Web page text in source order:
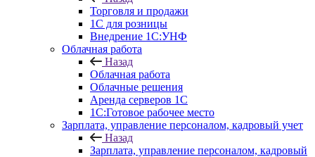
Торговля и продажи
1С для розницы
Внедрение 1С:УНФ
Облачная работа
Назад
Облачная работа
Облачные решения
Аренда серверов 1С
1C:Готовое рабочее место
Зарплата, управление персоналом, кадровый учет
Назад
Зарплата, управление персоналом, кадровый